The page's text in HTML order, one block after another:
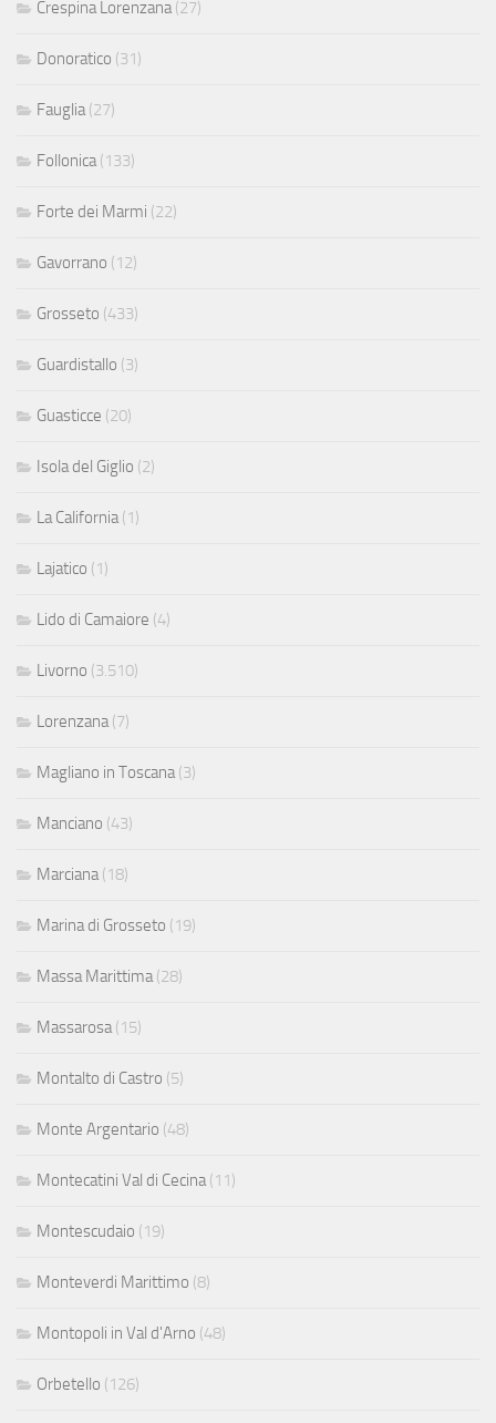
Crespina Lorenzana (27)
Donoratico (31)
Fauglia (27)
Follonica (133)
Forte dei Marmi (22)
Gavorrano (12)
Grosseto (433)
Guardistallo (3)
Guasticce (20)
Isola del Giglio (2)
La California (1)
Lajatico (1)
Lido di Camaiore (4)
Livorno (3.510)
Lorenzana (7)
Magliano in Toscana (3)
Manciano (43)
Marciana (18)
Marina di Grosseto (19)
Massa Marittima (28)
Massarosa (15)
Montalto di Castro (5)
Monte Argentario (48)
Montecatini Val di Cecina (11)
Montescudaio (19)
Monteverdi Marittimo (8)
Montopoli in Val d'Arno (48)
Orbetello (126)